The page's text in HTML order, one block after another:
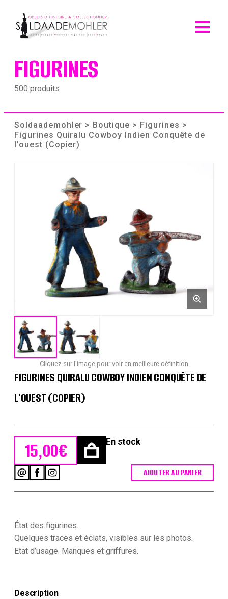
content
FIGURINES
500 produits
Soldaademohler > Boutique > Figurines >
Figurines Quiralu Cowboy Indien Conquête de
l’ouest (Copier)
Cliquez sur l'image pour voir en meilleure définition
FIGURINES QUIRALU COWBOY INDIEN CONQUÊTE DE
L’OUEST (COPIER)
15,00€ En stock
Indien
Conquête
l'ouest
AJOUTER AU PANIER
État des figurines.
Quelques traces et éclats, visibles sur les photos.
Etat d’usage. Manques et griffures.
Description